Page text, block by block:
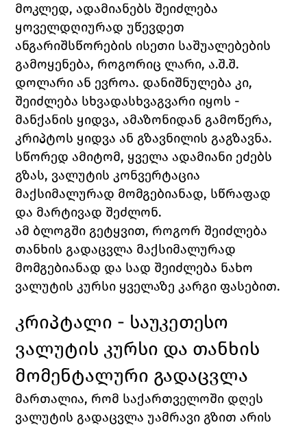
მოკლედ, ადამიანებს შეიძლება
ყოველდღიურად უწევდეთ
ანგარიშსწორების ისეთი საშუალებების
გამოყენება, როგორიც ლარი, ა.შ.შ.
დოლარი ან ევროა. დანიშნულება კი,
შეიძლება სხვადასხვაგვარი იყოს -
მანქანის ყიდვა, ამაზონიდან გამოწერა,
კრიპტოს ყიდვა ან გზავნილის გაგზავნა.
სწორედ ამიტომ, ყველა ადამიანი ეძებს
გზას, ვალუტის კონვერტაცია
მაქსიმალურად მომგებიანად, სწრაფად
და მარტივად შეძლონ.
ამ ბლოგში გეტყვით, როგორ შეიძლება
თანხის გადაცვლა მაქსიმალურად
მომგებიანად და სად შეიძლება ნახო
ვალუტის კურსი ყველაზე კარგი ფასებით.
კრიპტალი - საუკეთესო
ვალუტის კურსი და თანხის
მომენტალური გადაცვლა
მართალია, რომ საქართველოში დღეს
ვალუტის გადაცვლა უამრავი გზით არის